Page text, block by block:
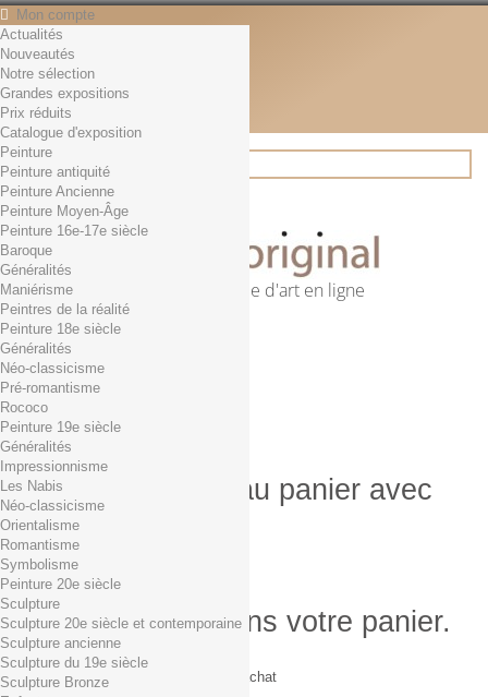
Mon compte
Contact
Français
English
Français
Actualités
Rechercher
Première librairie d'art en ligne
Panier (vide)
Aucun produit
0,01€ dès 29€ d'achat
0,00 € Total
Commander
Produit ajouté au panier avec
succès
Quantité
Total
Il y a 1 produit dans votre panier.
Total produits TTC
Frais de port TTC
0,01€ dès 29€ d'achat
Actualités
Nouveautés
Notre sélection
Grandes expositions
Prix réduits
Catalogue d'exposition
Peinture
Peinture antiquité
Peinture Ancienne
Peinture Moyen-Âge
Peinture 16e-17e siècle
Baroque
Généralités
Maniérisme
Peintres de la réalité
Peinture 18e siècle
Généralités
Néo-classicisme
Pré-romantisme
Rococo
Peinture 19e siècle
Généralités
Impressionnisme
Les Nabis
Néo-classicisme
Orientalisme
Romantisme
Symbolisme
Peinture 20e siècle
Sculpture
Sculpture 20e siècle et contemporaine
Sculpture ancienne
Sculpture du 19e siècle
Sculpture Bronze